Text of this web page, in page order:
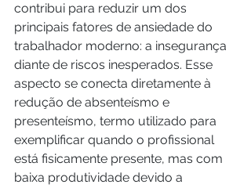
contribui para reduzir um dos
principais fatores de ansiedade do
trabalhador moderno: a insegurança
diante de riscos inesperados. Esse
aspecto se conecta diretamente à
redução de absenteísmo e
presenteísmo, termo utilizado para
exemplificar quando o profissional
está fisicamente presente, mas com
baixa produtividade devido a